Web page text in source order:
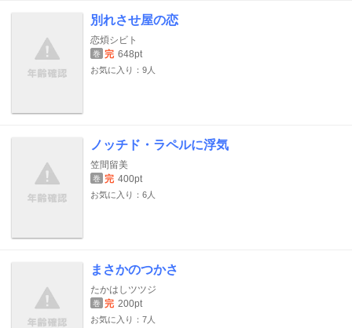
別れさせ屋の恋
恋煩シビト
巻 完 648pt
お気に入り：9人
ノッチド・ラペルに浮気
笠間留美
巻 完 400pt
お気に入り：6人
まさかのつかさ
たかはしツツジ
巻 完 200pt
お気に入り：7人